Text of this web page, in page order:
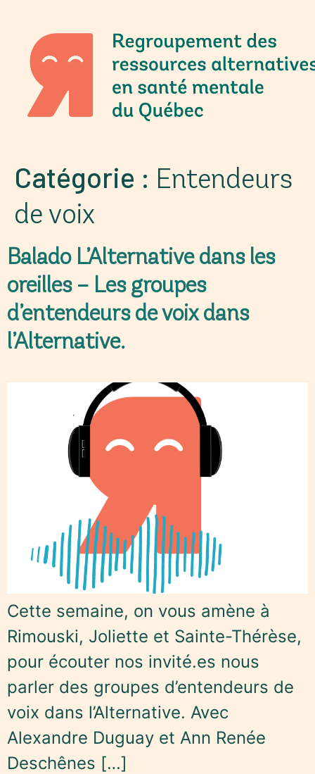
Catégorie : Entendeurs
de voix
Balado L’Alternative dans les
oreilles – Les groupes
d’entendeurs de voix dans
l’Alternative.
Cette semaine, on vous amène à
Rimouski, Joliette et Sainte-Thérèse,
pour écouter nos invité.es nous
parler des groupes d’entendeurs de
voix dans l’Alternative. Avec
Alexandre Duguay et Ann Renée
Deschênes […]